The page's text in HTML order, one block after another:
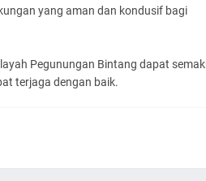
yang aman dan kondusif bagi
Pegunungan Bintang dapat
terjaga dengan baik.